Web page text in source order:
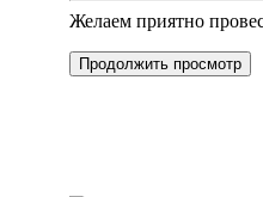
Желаем приятно
Продолжить просмотр